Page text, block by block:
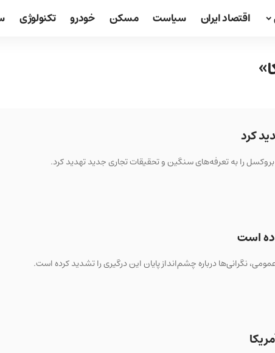
اقتصاد ایران سیاست مسکن خودرو تکنولوژی
کرد
بروکسل را به تعرفه‌های سنگین و تحقیقات تجاری جدید تهدید کرد.
است
نگرانی‌ها درباره چشم‌انداز پایان این درگیری را تشدید کرده است.